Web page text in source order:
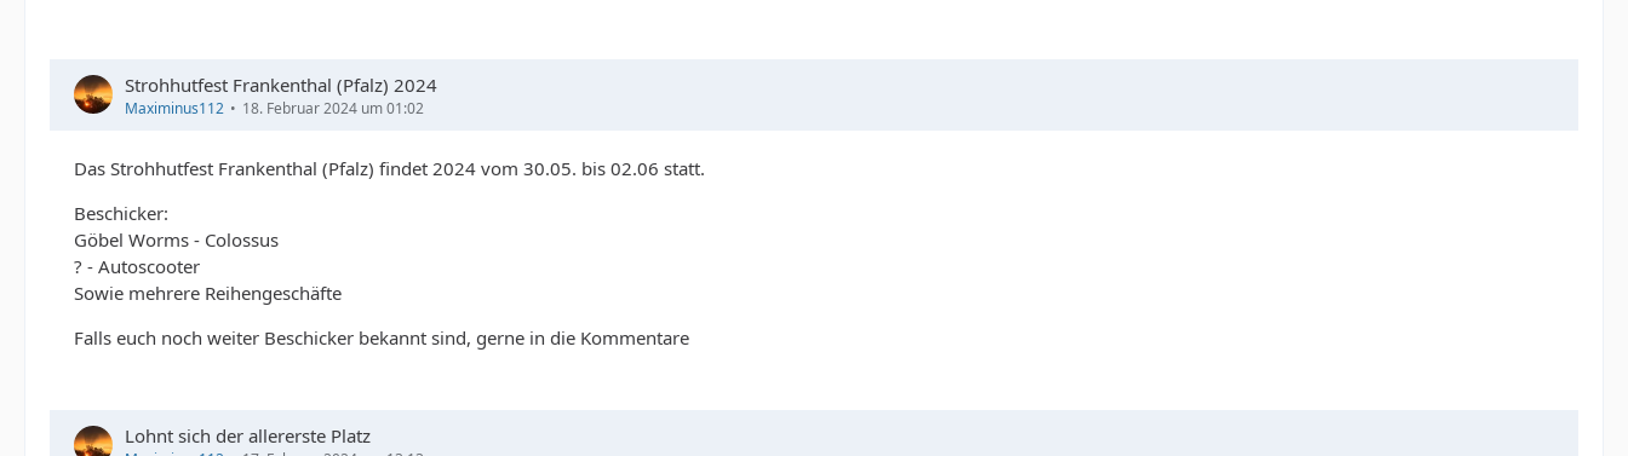
Strohhutfest Frankenthal (Pfalz) 2024
Maximinus112 18. Februar 2024 um 01:02
Das Strohhutfest Frankenthal (Pfalz) findet 2024 vom 30.05. bis 02.06 statt.
Beschicker:
Göbel Worms - Colossus
? - Autoscooter
Sowie mehrere Reihengeschäfte
Falls euch noch weiter Beschicker bekannt sind, gerne in die Kommentare
Lohnt sich der allererste Platz